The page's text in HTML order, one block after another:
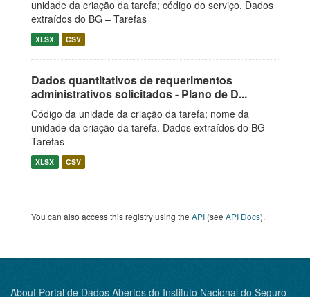
unidade da criação da tarefa; código do serviço. Dados
extraídos do BG – Tarefas
XLSX CSV
Dados quantitativos de requerimentos
administrativos solicitados - Plano de D...
Código da unidade da criação da tarefa; nome da
unidade da criação da tarefa. Dados extraídos do BG –
Tarefas
XLSX CSV
You can also access this registry using the API (see API Docs).
About Portal de Dados Abertos do Instituto Nacional do Seguro